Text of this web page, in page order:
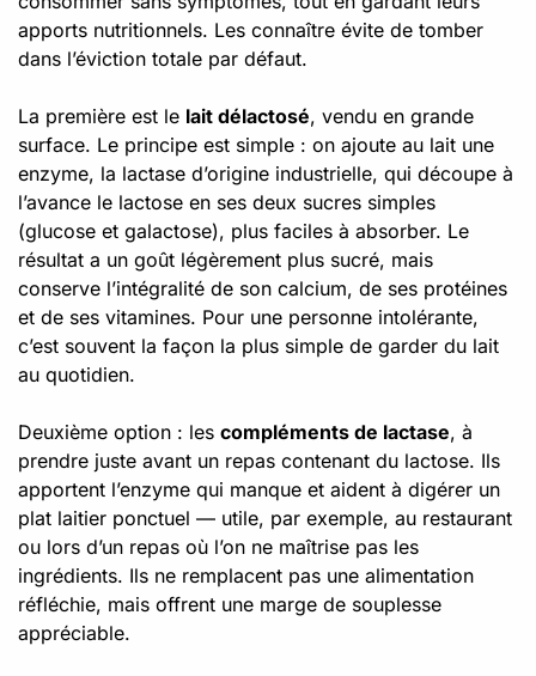
apports nutritionnels. Les connaître évite de tomber
dans l’éviction totale par défaut.
La première est le lait délactosé, vendu en grande
surface. Le principe est simple : on ajoute au lait une
enzyme, la lactase d’origine industrielle, qui découpe à
l’avance le lactose en ses deux sucres simples
(glucose et galactose), plus faciles à absorber. Le
résultat a un goût légèrement plus sucré, mais
conserve l’intégralité de son calcium, de ses protéines
et de ses vitamines. Pour une personne intolérante,
c’est souvent la façon la plus simple de garder du lait
au quotidien.
Deuxième option : les compléments de lactase, à
prendre juste avant un repas contenant du lactose. Ils
apportent l’enzyme qui manque et aident à digérer un
plat laitier ponctuel — utile, par exemple, au restaurant
ou lors d’un repas où l’on ne maîtrise pas les
ingrédients. Ils ne remplacent pas une alimentation
réfléchie, mais offrent une marge de souplesse
appréciable.